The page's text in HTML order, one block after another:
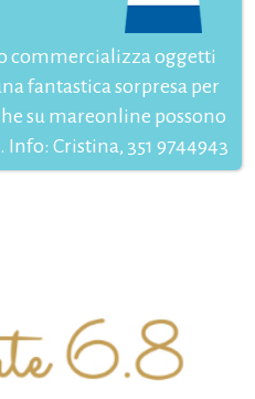
commercializza oggetti
fantastica sorpresa per
su mareonline possono
Cristina, 351 9744943